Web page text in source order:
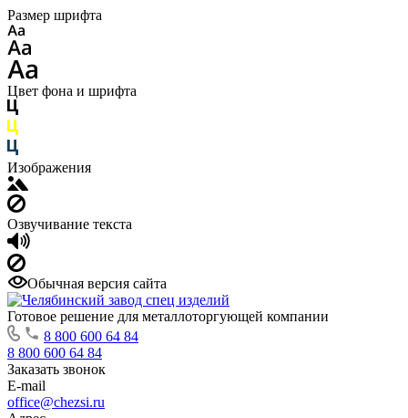
Размер шрифта
Цвет фона и шрифта
Изображения
Озвучивание текста
Обычная версия сайта
Готовое решение для металлоторгующей компании
8 800 600 64 84
8 800 600 64 84
Заказать звонок
E-mail
office@chezsi.ru